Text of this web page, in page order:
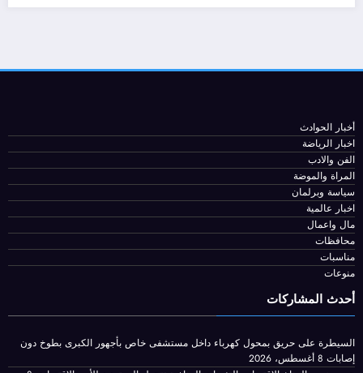
أخبار الحوادث
اخبار الرياضة
الفن والادب
المراة والموضة
سياسة وبرلمان
اخبار عالمية
مال واعمال
محافظات
مناسبات
منوعات
أحدث المشاركات